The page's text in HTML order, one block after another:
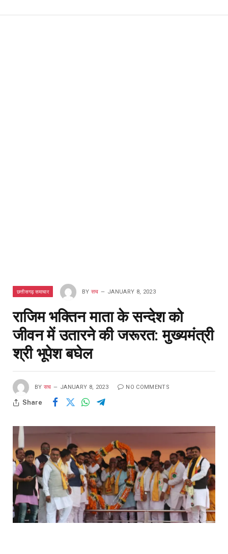
छत्तीसगढ़ समाचार BY सच JANUARY 8, 2023
राजिम भक्तिन माता के सन्देश को
जीवन में उतारने की जरूरत: मुख्यमंत्री
श्री भूपेश बघेल
BY सच JANUARY 8, 2023 NO COMMENTS
Share